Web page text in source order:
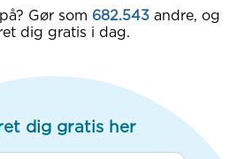
Gør som 682.543 andre, og
dig gratis i dag.
dig gratis her